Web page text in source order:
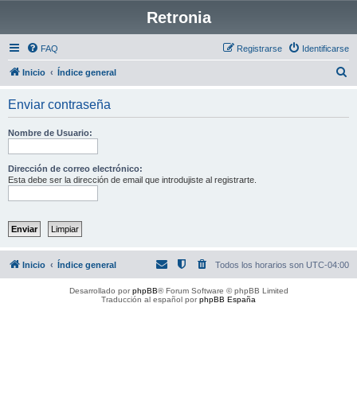
Retronia
FAQ Identificarse
Registrarse
Inicio Índice general
Enviar contraseña
Nombre de Usuario:
Dirección de correo electrónico:
Esta debe ser la dirección de email que introdujiste al registrarte.
Inicio Índice general Todos los horarios son UTC-04:00
Desarrollado porphpBB® Forum Software © phpBB Limited
Traducción al español porphpBB España